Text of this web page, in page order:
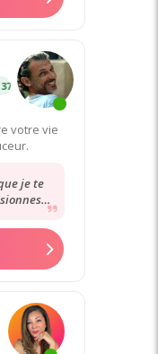
000 consultations
votre vie
je te
tu